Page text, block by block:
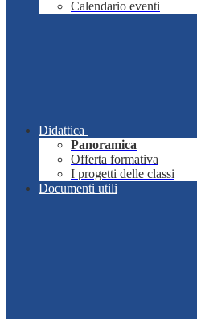
Calendario eventi
Didattica
Panoramica
Offerta formativa
I progetti delle classi
Documenti utili